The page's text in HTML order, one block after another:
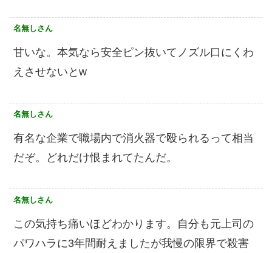
名無しさん
甘いな。本気なら安全ピン抜いてノズル口にくわ
えさせないとw
名無しさん
有名な企業で職場内で消火器で殴られるって相当
だぞ。どれだけ恨まれてたんだ。
名無しさん
この気持ち痛いほどわかります。自分も元上司の
パワハラに3年間耐えましたが我慢の限界で殺害